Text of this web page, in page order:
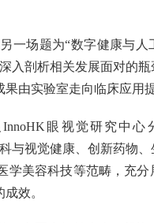
一场题为“数字健康与人
入剖析相关发展面对的
由实验室走向临床应用
眼视觉研究中心分
与视觉健康、创新药物
学美容科技等范畴，充分
效。